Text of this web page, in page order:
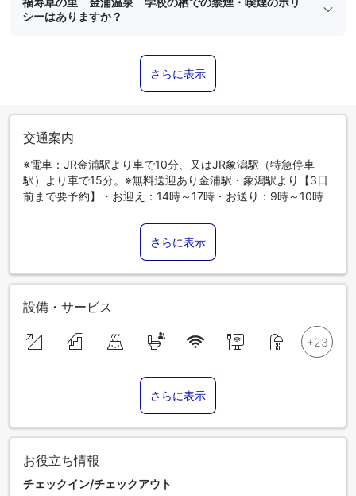
シーはありますか？
さらに表示
交通案内
※電車：JR金浦駅より車で10分、又はJR象潟駅（特急停車
駅）より車で15分。※無料送迎あり金浦駅・象潟駅より【3日
前まで要予約】・お迎え：14時～17時・お送り：9時～10時
さらに表示
設備・サービス
さらに表示
お役立ち情報
チェックイン/チェックアウト